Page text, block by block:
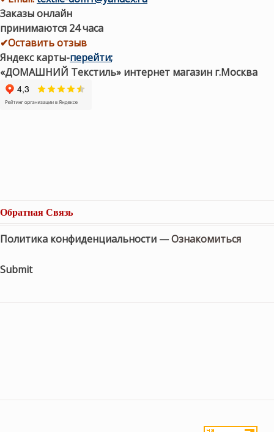
Заказы онлайн
принимаются 24 часа
✔Оставить отзыв
Яндекс карты-перейти;
«ДОМАШНИЙ Текстиль» интернет магазин г.Москва
Обратная Связь
Политика конфиденциальности —Ознакомиться
Submit